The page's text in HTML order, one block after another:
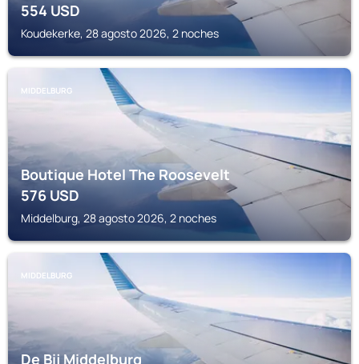
554USD
Koudekerke, 28 agosto 2026, 2 noches
MIDDELBURG
Boutique Hotel The Roosevelt
576USD
Middelburg, 28 agosto 2026, 2 noches
MIDDELBURG
De Bij Middelburg